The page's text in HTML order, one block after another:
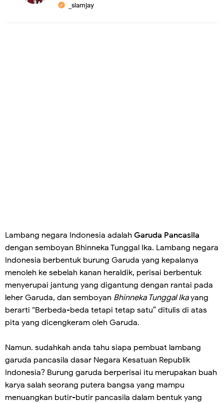
_slamjay
Lambang negara Indonesia adalah Garuda Pancasila
dengan semboyan Bhinneka Tunggal Ika. Lambang negara
Indonesia berbentuk burung Garuda yang kepalanya
menoleh ke sebelah kanan heraldik, perisai berbentuk
menyerupai jantung yang digantung dengan rantai pada
leher Garuda, dan semboyan Bhinneka Tunggal Ikayang
berarti “Berbeda-beda tetapi tetap satu” ditulis di atas
pita yang dicengkeram oleh Garuda.
Namun. sudahkah anda tahu siapa pembuat lambang
garuda pancasila dasar Negara Kesatuan Republik
Indonesia? Burung garuda berperisai itu merupakan buah
karya salah seorang putera bangsa yang mampu
menuangkan butir-butir pancasila dalam bentuk yang